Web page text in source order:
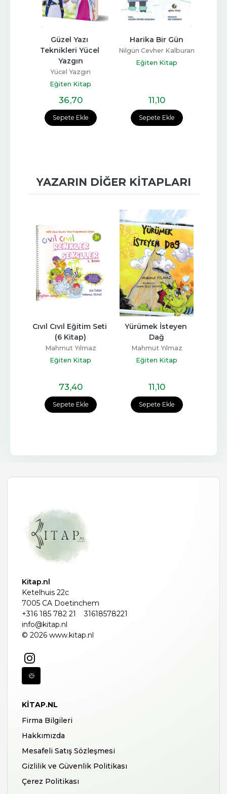
Sepete Ekle
Güzel Yazı
Teknikleri Yücel
Yazgın
Yücel Yazgın
Eğiten Kitap
36,70
Sepete Ekle
Harika Bir Gün
Nilgün Cevher Kalburan
Eğiten Kitap
11,10
YAZARIN DIĞER KITAPLARI
Sepete Ekle
Cıvıl Cıvıl Eğitim Seti
(6 Kitap)
Mahmut Yılmaz
Eğiten Kitap
73,40
Sepete Ekle
Yürümek İsteyen
Dağ
Mahmut Yılmaz
Eğiten Kitap
11,10
Kitap.nl
Ketelhuis 22c
7005 CA Doetinchem
+316 185 782 21
31618578221
info@kitap.nl
© 2026 www.kitap.nl
KITAP.NL
Firma Bilgileri
Hakkımızda
Mesafeli Satış Sözleşmesi
Gizlilik ve Güvenlik Politikası
Çerez Politikası